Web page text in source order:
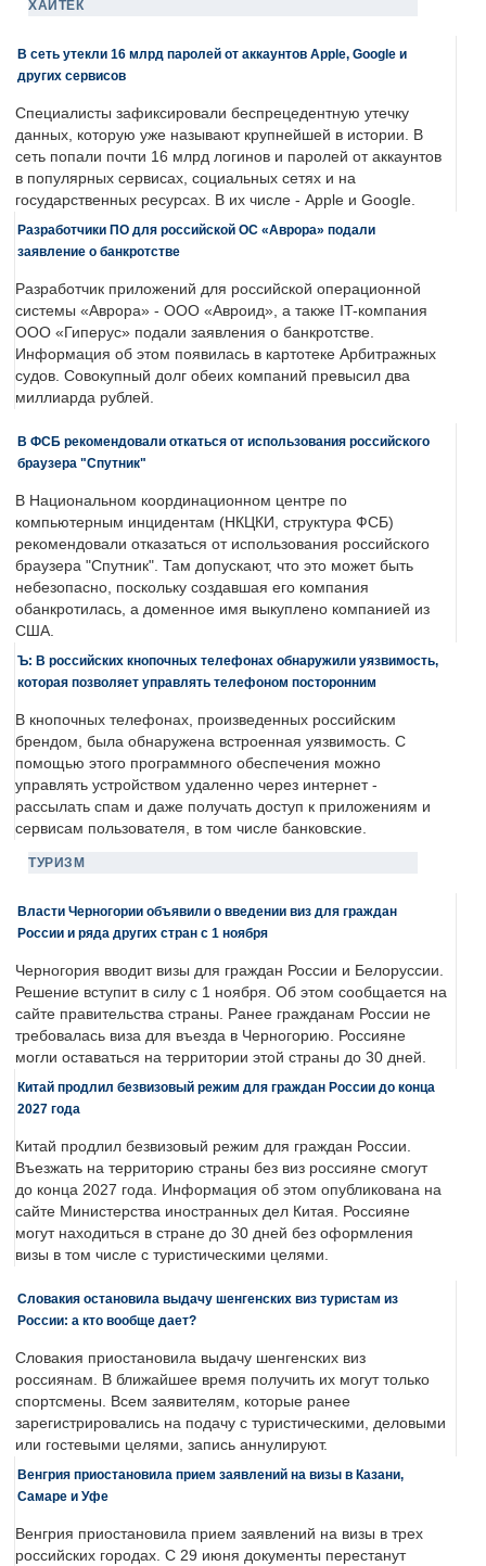
ХАЙТЕК
В сеть утекли 16 млрд паролей от аккаунтов Apple, Google и
других сервисов
Специалисты зафиксировали беспрецедентную утечку
данных, которую уже называют крупнейшей в истории. В
сеть попали почти 16 млрд логинов и паролей от аккаунтов
в популярных сервисах, социальных сетях и на
государственных ресурсах. В их числе - Apple и Google.
Разработчики ПО для российской ОС «Аврора» подали
заявление о банкротстве
Разработчик приложений для российской операционной
системы «Аврора» - ООО «Авроид», а также IT-компания
ООО «Гиперус» подали заявления о банкротстве.
Информация об этом появилась в картотеке Арбитражных
судов. Совокупный долг обеих компаний превысил два
миллиарда рублей.
В ФСБ рекомендовали откаться от использования российского
браузера "Спутник"
В Национальном координационном центре по
компьютерным инцидентам (НКЦКИ, структура ФСБ)
рекомендовали отказаться от использования российского
браузера "Спутник". Там допускают, что это может быть
небезопасно, поскольку создавшая его компания
обанкротилась, а доменное имя выкуплено компанией из
США.
Ъ: В российских кнопочных телефонах обнаружили уязвимость,
которая позволяет управлять телефоном посторонним
В кнопочных телефонах, произведенных российским
брендом, была обнаружена встроенная уязвимость. С
помощью этого программного обеспечения можно
управлять устройством удаленно через интернет -
рассылать спам и даже получать доступ к приложениям и
сервисам пользователя, в том числе банковские.
ТУРИЗМ
Власти Черногории объявили о введении виз для граждан
России и ряда других стран с 1 ноября
Черногория вводит визы для граждан России и Белоруссии.
Решение вступит в силу с 1 ноября. Об этом сообщается на
сайте правительства страны. Ранее гражданам России не
требовалась виза для въезда в Черногорию. Россияне
могли оставаться на территории этой страны до 30 дней.
Китай продлил безвизовый режим для граждан России до конца
2027 года
Китай продлил безвизовый режим для граждан России.
Въезжать на территорию страны без виз россияне смогут
до конца 2027 года. Информация об этом опубликована на
сайте Министерства иностранных дел Китая. Россияне
могут находиться в стране до 30 дней без оформления
визы в том числе с туристическими целями.
Словакия остановила выдачу шенгенских виз туристам из
России: а кто вообще дает?
Словакия приостановила выдачу шенгенских виз
россиянам. В ближайшее время получить их могут только
спортсмены. Всем заявителям, которые ранее
зарегистрировались на подачу с туристическими, деловыми
или гостевыми целями, запись аннулируют.
Венгрия приостановила прием заявлений на визы в Казани,
Самаре и Уфе
Венгрия приостановила прием заявлений на визы в трех
российских городах. С 29 июня документы перестанут